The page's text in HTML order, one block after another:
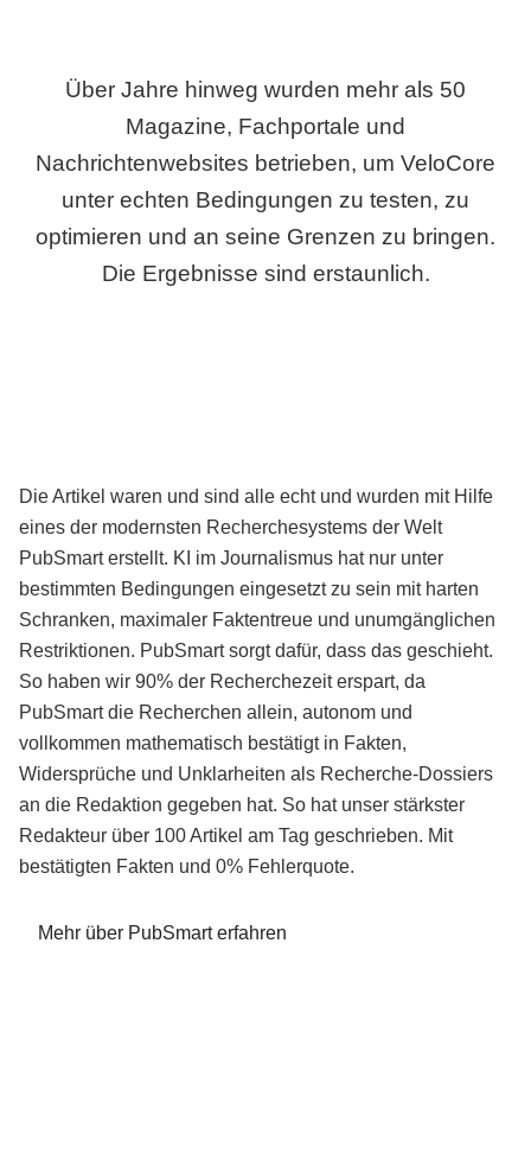
Über Jahre hinweg wurden mehr als 50
Magazine, Fachportale und
Nachrichtenwebsites betrieben, um VeloCore
unter echten Bedingungen zu testen, zu
optimieren und an seine Grenzen zu bringen.
Die Ergebnisse sind erstaunlich.
Die Artikel waren und sind alle echt und wurden mit Hilfe
eines der modernsten Recherchesystems der Welt
PubSmart erstellt. KI im Journalismus hat nur unter
bestimmten Bedingungen eingesetzt zu sein mit harten
Schranken, maximaler Faktentreue und unumgänglichen
Restriktionen. PubSmart sorgt dafür, dass das geschieht.
So haben wir 90% der Recherchezeit erspart, da
PubSmart die Recherchen allein, autonom und
vollkommen mathematisch bestätigt in Fakten,
Widersprüche und Unklarheiten als Recherche-Dossiers
an die Redaktion gegeben hat. So hat unser stärkster
Redakteur über 100 Artikel am Tag geschrieben. Mit
bestätigten Fakten und 0% Fehlerquote.
Mehr über PubSmart erfahren